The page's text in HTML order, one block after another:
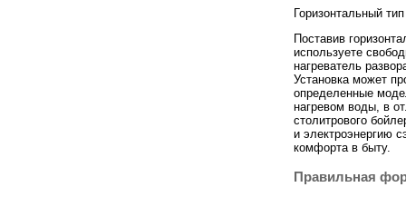
Горизонтальный
Поставив
используете
нагреватель
Установка может
определенные
нагревом воды, в
столитрового
и электроэнергию
комфорта в быту.
Правильная